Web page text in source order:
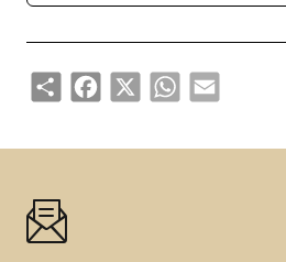
ShareFacebook
X WhatsAppEmail